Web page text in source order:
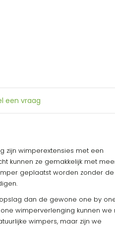
een vraag
zijn wimperextensies met een
kunnen ze gemakkelijk met
geplaatst worden zonder de
dan de gewone one by
wimperverlenging kunnen we
wimpers, maar zijn we